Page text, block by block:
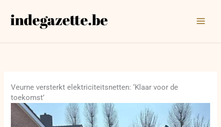
naar
Veurne versterkt elektriciteitsnetten: ‘Klaar voor de
toekomst’